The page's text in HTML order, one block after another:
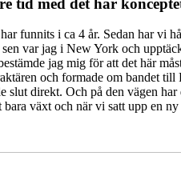
funnits i ca 4 år. Sedan har vi
var jag i New York och
jag mig för att det här
och formade om bandet
slut direkt. Och på den vägen
växt och när vi satt upp en